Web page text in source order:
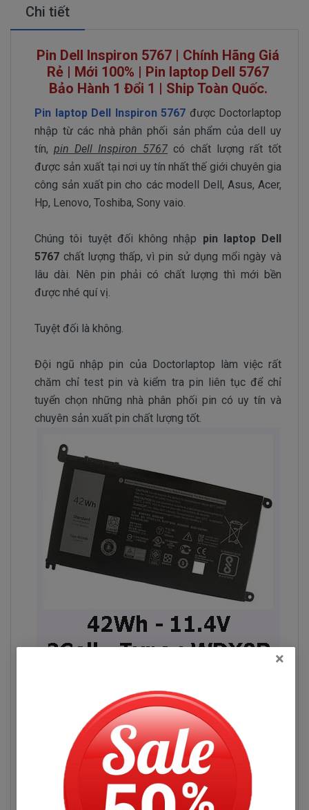
Chi tiết
Pin Dell Inspiron 5767 | Chính Hãng Giá
Rẻ | Mới 100% | Pin laptop Dell 5767
Bảo Hành 1 Đổi 1 | Ship Toàn Quốc.
Pin laptop Dell Inspiron 5767 được Doctorlaptop
nhập từ các nhà phân phối sản phẩm của dell uy
tín, pin Dell Inspiron 5767 có chất lượng rất tốt
được sản xuất tại nơi uy tín nhất thế giới chuyên gia
công sản xuất pin cho các modell Dell, Asus, Acer,
Hp, Lenovo, Toshiba, Sony vaio.
Chúng tôi tuyệt đối không nhập pin laptop Dell
5767 chất lượng thấp, vì pin sử dụng mổi ngày và
lâu dài. Nên pin phải có chất lượng thì mới bền
được nhé quí vị.
Tuyệt đối là không.
Đội ngũ nhập pin của Doctorlaptop làm việc rất
chăm chỉ test pin và kiểm tra pin liên tục để chỉ
tuyển chọn những nhà phân phối pin có uy tín và
chuyên sản xuất pin chất lượng tốt.
Pin Máy Tính Xách Dell Inspiron 5767
Những Hư Hỏng Thường Gặp
Dấu hiệu biết pin máy tính xách tay dell
Inspiron 5767 bị chai. mới cắm điện và một
lúc pin laptop đã báo đầy nhưng khi sử
Đọc thêm
Hỏi đáp
×